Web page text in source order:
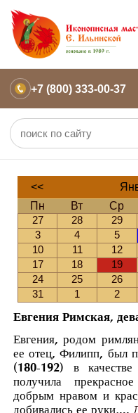
+7 (800) 333-00-37
<<
Пн
Вт Ср
27
28 29
3
4 5
10
11 12
17
18 19
24
25 26
31
1 2
Евгения Римская,
Евгения, родом
ее отец, Филипп, был
(180-192) в
получила
добрым нравом и
добивались ее руки,...